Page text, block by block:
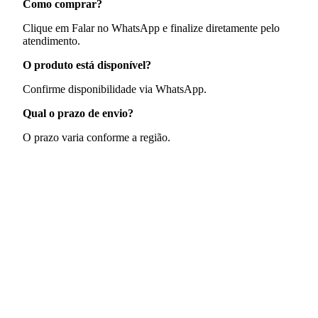
Como comprar?
Clique em Falar no WhatsApp e finalize diretamente pelo
atendimento.
O produto está disponível?
Confirme disponibilidade via WhatsApp.
Qual o prazo de envio?
O prazo varia conforme a região.